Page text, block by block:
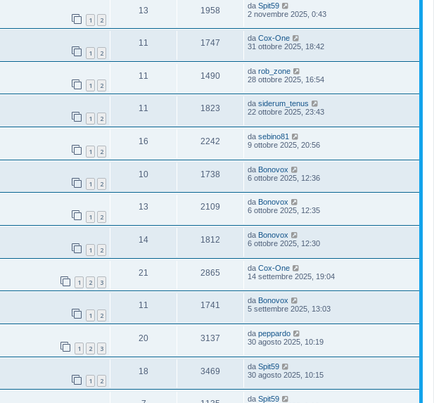
1 2
13 1958 da Spit59
2 novembre 2025, 0:43
1 2
11 1747 da Cox-One
31 ottobre 2025, 18:42
1 2
11 1490 da rob_zone
28 ottobre 2025, 16:54
1 2
11 1823 da siderum_tenus
22 ottobre 2025, 23:43
1 2
16 2242 da sebino81
9 ottobre 2025, 20:56
1 2
10 1738 da Bonovox
6 ottobre 2025, 12:36
1 2
13 2109 da Bonovox
6 ottobre 2025, 12:35
1 2
14 1812 da Bonovox
6 ottobre 2025, 12:30
1 2 3
21 2865 da Cox-One
14 settembre 2025, 19:04
1 2
11 1741 da Bonovox
5 settembre 2025, 13:03
1 2 3
20 3137 da peppardo
30 agosto 2025, 10:19
1 2
18 3469 da Spit59
30 agosto 2025, 10:15
da Spit59